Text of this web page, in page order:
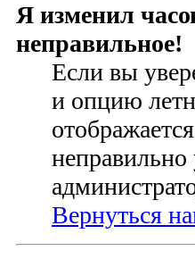
Я изменил
неправильное!
Если вы
и опцию
неправильно
Вернуться